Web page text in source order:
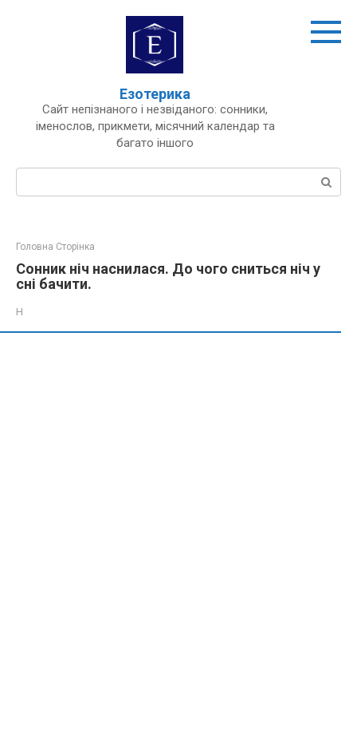
Езотерика
Сайт непізнаного і незвіданого: сонники,
іменослов, прикмети, місячний календар та
багато іншого
Пошук:
Головна Сторінка
Сонник ніч наснилася. До чого сниться ніч у
сні бачити.
Н